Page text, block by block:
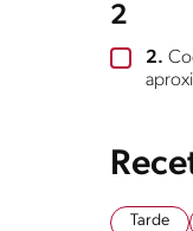
2
2.
Tarde